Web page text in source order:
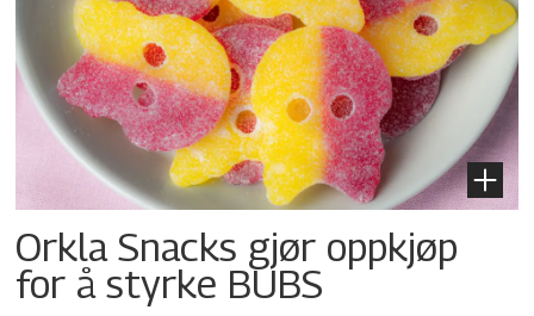
Orkla Snacks gjør oppkjøp
for å styrke BUBS